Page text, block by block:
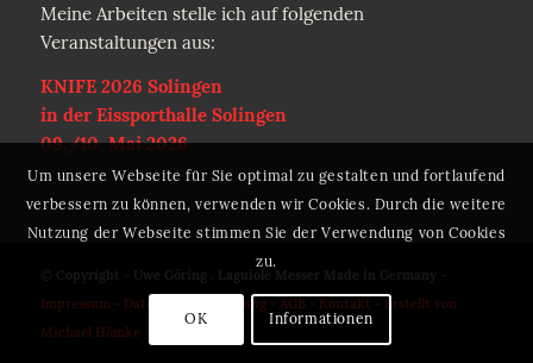
Meine Arbeiten stelle ich auf folgenden
Veranstaltungen aus:
KNIFE 2026 Solingen
in der Eissporthalle Solingen
09./10. Mai 2026
© Copyright - Uwe Göring . Laguiole Messer Made in Germany -
Impressum- Datenschutzerklärung- AGB- Kontakt
Erstellt von
Michael Hömke
Um unsere Webseite für Sie optimal zu gestalten und fortlaufend
verbessern zu können, verwenden wir Cookies. Durch die weitere
Nutzung der Webseite stimmen Sie der Verwendung von Cookies
zu.
OK Informationen